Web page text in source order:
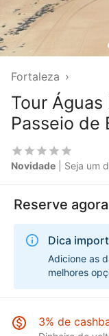
Fortaleza ›
Tour Águas
Passeio de
Novidade | Seja um
Reserve agora
Dica
Adicione as
melhores
3% de